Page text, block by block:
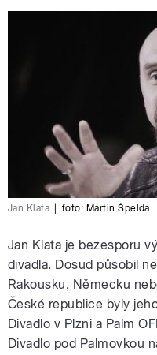
Jan Klata foto: Martin Špelda
Jan Klata je bezesporu
divadla. Dosud působil
Rakousku, Německu
České republice byly
Divadlo v Plzni a Palm
Divadlo pod Palmovkou